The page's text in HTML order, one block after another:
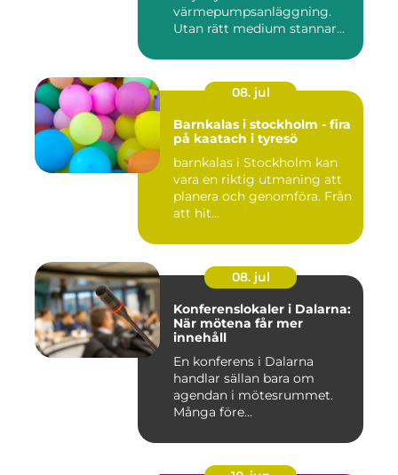
värmepumpsanläggning.
Utan rätt medium stannar
08. jul
Barnkalas i stockholm - fira
på kaatach i tyresö
barnkalas i Stockholm kan
vara en riktig utmaning att
planera och genomföra. Från
att hit...
08. jul
Konferenslokaler i Dalarna:
När mötena får mer
innehåll
En konferens i Dalarna
handlar sällan bara om
agendan i mötesrummet.
Många före...